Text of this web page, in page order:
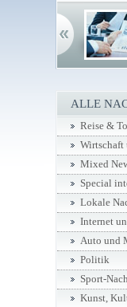
ALLE
Reise &
Wirtschaft
Mixed
Special
Lokale
Internet
Auto und
Politik
Sport-
Kunst,